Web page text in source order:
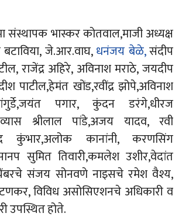
संस्थापक भास्कर कोतवाल,माजी अध्यक्ष
जे.आर.वाघ,धनंजय बेळे,संदीप
राजेंद्र अहिरे, अविनाश मराठे, जयदीप
पाटील,हेमंत खोंड,रवींद्र झोपे,अविनाश
पगार, कुंदन डरंगे,धीरज
श्रीलाल पांडे,अजय यादव, रवी
कुंभार,अलोक कानांनी, करणसिंग
सुमित तिवारी,कमलेश उशीर,वेदांत
संजय सोनवणे नाइसचे रमेश वैश्य,
विविध असोसिएशनचे अधिकारी व
उपस्थित होते.